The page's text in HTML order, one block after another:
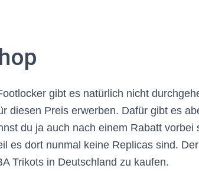
gibt es natürlich nicht
diesen Preis erwerben. Dafür gibt es
du ja auch nach einem Rabatt
es dort nunmal keine Replicas sind.
Trikots in Deutschland zu kaufen.